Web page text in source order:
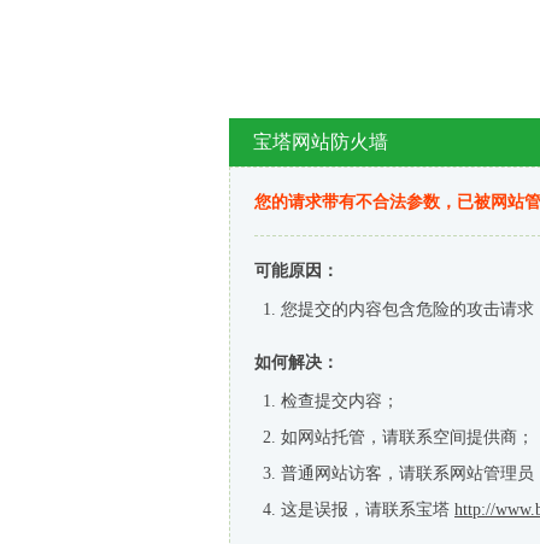
宝塔网站防火墙
您的请求带有不合法参数，已被网站
可能原因：
您提交的内容包含危险的攻击请求
如何解决：
检查提交内容；
如网站托管，请联系空间提供商；
普通网站访客，请联系网站管理员
这是误报，请联系宝塔 http://